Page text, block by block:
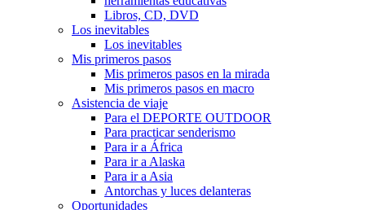
Libros, CD, DVD
Los inevitables
Los inevitables
Mis primeros pasos
Mis primeros pasos en la mirada
Mis primeros pasos en macro
Asistencia de viaje
Para el DEPORTE OUTDOOR
Para practicar senderismo
Para ir a África
Para ir a Alaska
Para ir a Asia
Antorchas y luces delanteras
Oportunidades